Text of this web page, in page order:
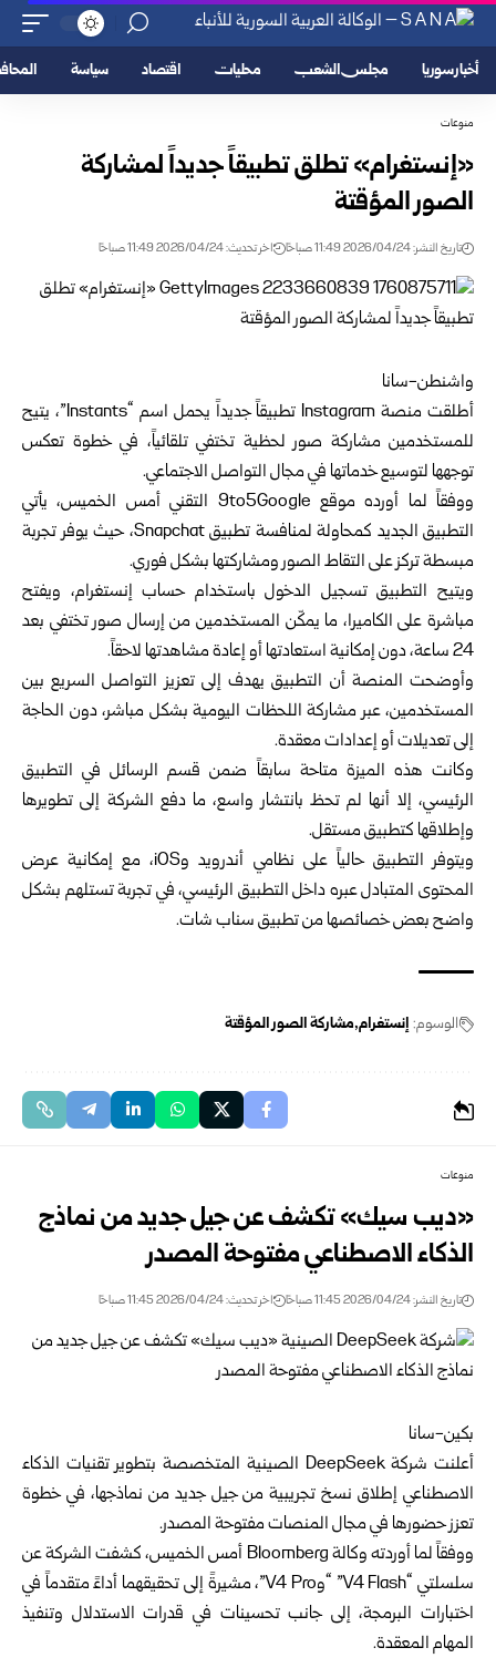
أخبار سوريا مجلس الشعب محليات اقتصاد سياسة
منوعات
«إنستغرام» تطلق تطبيقاً جديداً لمشاركة
الصور المؤقتة
تاريخ النشر: 2026/04/24 11:49 صباحًا اخر تحديث: 2026/04/24 11:49 صباحًا
واشنطن-سانا
أطلقت منصة Instagram تطبيقاً جديداً يحمل اسم “Instants”، يتيح
للمستخدمين مشاركة صور لحظية تختفي تلقائياً، في خطوة تعكس
توجهها لتوسيع خدماتها في مجال التواصل الاجتماعي.
ووفقاً لما أورده موقع 9to5Google التقني أمس الخميس، يأتي
التطبيق الجديد كمحاولة لمنافسة تطبيق Snapchat، حيث يوفر تجربة
مبسطة تركز على التقاط الصور ومشاركتها بشكل فوري.
ويتيح التطبيق تسجيل الدخول باستخدام حساب إنستغرام، ويفتح
مباشرة على الكاميرا، ما يمكّن المستخدمين من إرسال صور تختفي بعد
24 ساعة، دون إمكانية استعادتها أو إعادة مشاهدتها لاحقاً.
وأوضحت المنصة أن التطبيق يهدف إلى تعزيز التواصل السريع بين
المستخدمين، عبر مشاركة اللحظات اليومية بشكل مباشر، دون الحاجة
إلى تعديلات أو إعدادات معقدة.
وكانت هذه الميزة متاحة سابقاً ضمن قسم الرسائل في التطبيق
الرئيسي، إلا أنها لم تحظ بانتشار واسع، ما دفع الشركة إلى تطويرها
وإطلاقها كتطبيق مستقل.
ويتوفر التطبيق حالياً على نظامي أندرويد وiOS، مع إمكانية عرض
المحتوى المتبادل عبره داخل التطبيق الرئيسي، في تجربة تستلهم بشكل
واضح بعض خصائصها من تطبيق سناب شات.
الوسوم: إنستغرام مشاركة الصور المؤقتة
منوعات
«ديب سيك» تكشف عن جيل جديد من نماذج
الذكاء الاصطناعي مفتوحة المصدر
تاريخ النشر: 2026/04/24 11:45 صباحًا اخر تحديث: 2026/04/24 11:45 صباحًا
بكين-سانا
أعلنت شركة DeepSeek الصينية المتخصصة بتطوير تقنيات الذكاء
الاصطناعي إطلاق نسخ تجريبية من جيل جديد من نماذجها، في خطوة
تعزز حضورها في مجال المنصات مفتوحة المصدر.
ووفقاً لما أوردته وكالة Bloomberg أمس الخميس، كشفت الشركة عن
سلسلتي “V4 Flash” “وV4 Pro”، مشيرةً إلى تحقيقهما أداءً متقدماً في
اختبارات البرمجة، إلى جانب تحسينات في قدرات الاستدلال وتنفيذ
المهام المعقدة.